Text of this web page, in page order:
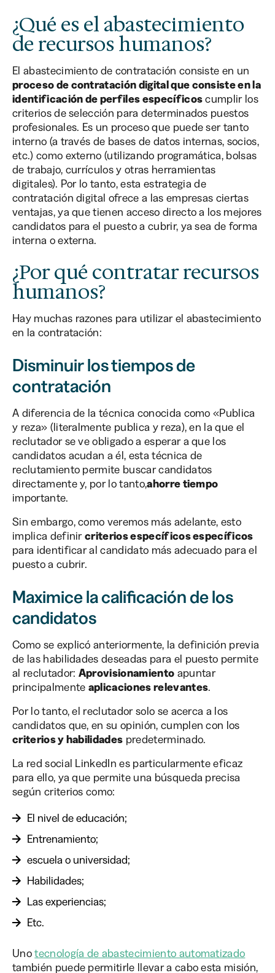
¿Qué es el abastecimiento
de recursos humanos?
El abastecimiento de contratación consiste en un
proceso de contratación digital que consiste en la
identificación de perfiles específicoscumplir los
criterios de selección para determinados puestos
profesionales. Es un proceso que puede ser tanto
interno (a través de bases de datos internas, socios,
etc.) como externo (utilizando programática, bolsas
de trabajo, currículos y otras herramientas
digitales). Por lo tanto, esta estrategia de
contratación digital ofrece a las empresas ciertas
ventajas, ya que tienen acceso directo a los mejores
candidatos para el puesto a cubrir, ya sea de forma
interna o externa.
¿Por qué contratar recursos
humanos?
Hay muchas razones para utilizar el abastecimiento
en la contratación:
Disminuir los tiempos de
contratación
A diferencia de la técnica conocida como «Publica
y reza» (literalmente publica y reza), en la que el
reclutador se ve obligado a esperar a que los
candidatos acudan a él, esta técnica de
reclutamiento permite buscar candidatos
directamente y, por lo tanto,ahorre tiempo
importante.
Sin embargo, como veremos más adelante, esto
implica definircriterios específicos específicos
para identificar al candidato más adecuado para el
puesto a cubrir.
Maximice la calificación de los
candidatos
Como se explicó anteriormente, la definición previa
de las habilidades deseadas para el puesto permite
al reclutador: Aprovisionamiento apuntar
principalmente aplicaciones relevantes.
Por lo tanto, el reclutador solo se acerca a los
candidatos que, en su opinión, cumplen con los
criterios y habilidades predeterminado.
La red social LinkedIn es particularmente eficaz
para ello, ya que permite una búsqueda precisa
según criterios como:
El nivel de educación;
Entrenamiento;
escuela o universidad;
Habilidades;
Las experiencias;
Etc.
Unotecnología de abastecimiento automatizado
también puede permitirle llevar a cabo esta misión,